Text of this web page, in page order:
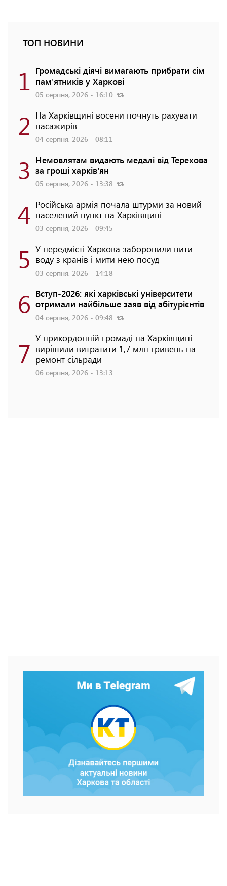
ТОП НОВИНИ
1 Громадські діячі вимагають прибрати сім
пам'ятників у Харкові
05 серпня, 2026 - 16:10
2 На Харківщині восени почнуть рахувати
пасажирів
04 серпня, 2026 - 08:11
3 Немовлятам видають медалі від Терехова
за гроші харків'ян
05 серпня, 2026 - 13:38
4 Російська армія почала штурми за новий
населений пункт на Харківщині
03 серпня, 2026 - 09:45
5 У передмісті Харкова заборонили пити
воду з кранів і мити нею посуд
03 серпня, 2026 - 14:18
6 Вступ-2026: які харківські університети
отримали найбільше заяв від абітурієнтів
04 серпня, 2026 - 09:48
7 У прикордонній громаді на Харківщині
вирішили витратити 1,7 млн гривень на
ремонт сільради
06 серпня, 2026 - 13:13